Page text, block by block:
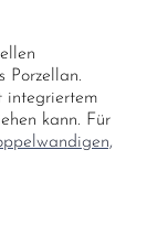
Porzellan.
integriertem
kann. Für